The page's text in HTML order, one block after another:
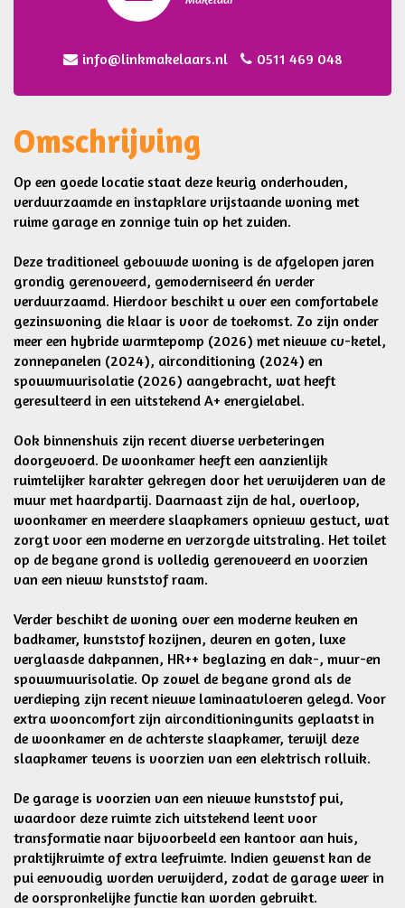
info@linkmakelaars.nl 0511 469 048
Omschrijving
Op een goede locatie staat deze keurig onderhouden,
verduurzaamde en instapklare vrijstaande woning met
ruime garage en zonnige tuin op het zuiden.
Deze traditioneel gebouwde woning is de afgelopen jaren
grondig gerenoveerd, gemoderniseerd én verder
verduurzaamd. Hierdoor beschikt u over een comfortabele
gezinswoning die klaar is voor de toekomst. Zo zijn onder
meer een hybride warmtepomp (2026) met nieuwe cv-ketel,
zonnepanelen (2024), airconditioning (2024) en
spouwmuurisolatie (2026) aangebracht, wat heeft
geresulteerd in een uitstekend A+ energielabel.
Ook binnenshuis zijn recent diverse verbeteringen
doorgevoerd. De woonkamer heeft een aanzienlijk
ruimtelijker karakter gekregen door het verwijderen van de
muur met haardpartij. Daarnaast zijn de hal, overloop,
woonkamer en meerdere slaapkamers opnieuw gestuct, wat
zorgt voor een moderne en verzorgde uitstraling. Het toilet
op de begane grond is volledig gerenoveerd en voorzien
van een nieuw kunststof raam.
Verder beschikt de woning over een moderne keuken en
badkamer, kunststof kozijnen, deuren en goten, luxe
verglaasde dakpannen, HR++ beglazing en dak-, muur-en
spouwmuurisolatie. Op zowel de begane grond als de
verdieping zijn recent nieuwe laminaatvloeren gelegd. Voor
extra wooncomfort zijn airconditioningunits geplaatst in
de woonkamer en de achterste slaapkamer, terwijl deze
slaapkamer tevens is voorzien van een elektrisch rolluik.
De garage is voorzien van een nieuwe kunststof pui,
waardoor deze ruimte zich uitstekend leent voor
transformatie naar bijvoorbeeld een kantoor aan huis,
praktijkruimte of extra leefruimte. Indien gewenst kan de
pui eenvoudig worden verwijderd, zodat de garage weer in
de oorspronkelijke functie kan worden gebruikt.